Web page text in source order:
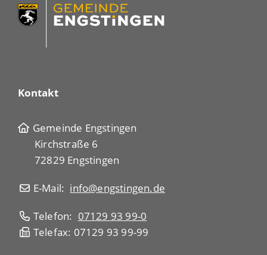
Kontakt
Gemeinde Engstingen
Kirchstraße 6
72829 Engstingen
E-Mail: info@engstingen.de
Telefon: 07129 93 99-0
Telefax: 07129 93 99-99